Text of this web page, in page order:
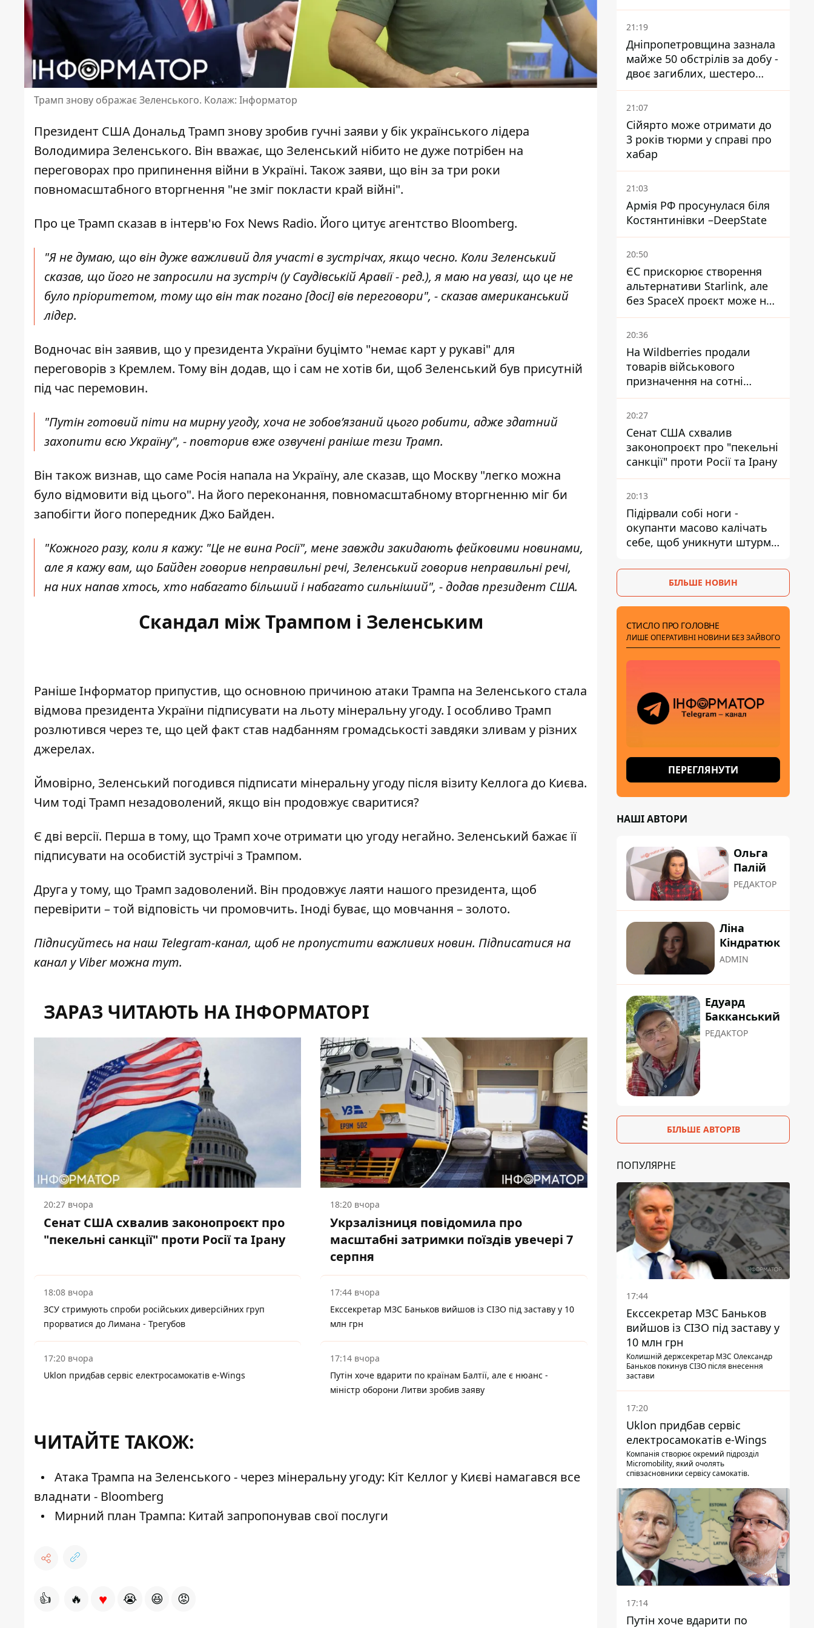
Трамп знову ображає Зеленського. Колаж: Інформатор
Президент США Дональд Трамп знову зробив гучні заяви у бік українського лідера
Володимира Зеленського. Він вважає, що Зеленський нібито не дуже потрібен на
переговорах про припинення війни в Україні. Також заяви, що він за три роки
повномасштабного вторгнення "не зміг покласти край війні".
Про це Трамп сказав в інтерв'ю Fox News Radio. Його цитує агентство Bloomberg.
"Я не думаю, що він дуже важливий для участі в зустрічах, якщо чесно. Коли Зеленський
сказав, що його не запросили на зустріч (у Саудівській Аравії - ред.), я маю на увазі, що це не
було пріоритетом, тому що він так погано [досі] вів переговори", - сказав американський
лідер.
Водночас він заявив, що у президента України буцімто "немає карт у рукаві" для
переговорів з Кремлем. Тому він додав, що і сам не хотів би, щоб Зеленський був присутній
під час перемовин.
"Путін готовий піти на мирну угоду, хоча не зобов’язаний цього робити, адже здатний
захопити всю Україну", - повторив вже озвучені раніше тези Трамп.
Він також визнав, що саме Росія напала на Україну, але сказав, що Москву "легко можна
було відмовити від цього". На його переконання, повномасштабному вторгненню міг би
запобігти його попередник Джо Байден.
"Кожного разу, коли я кажу: "Це не вина Росії", мене завжди закидають фейковими новинами,
але я кажу вам, що Байден говорив неправильні речі, Зеленський говорив неправильні речі,
на них напав хтось, хто набагато більший і набагато сильніший", - додав президент США.
Скандал між Трампом і Зеленським
Раніше Інформатор припустив, що основною причиною атаки Трампа на Зеленського стала
відмова президента України підписувати на льоту мінеральну угоду. І особливо Трамп
розлютився через те, що цей факт став надбанням громадськості завдяки зливам у різних
джерелах.
Ймовірно, Зеленський погодився підписати мінеральну угоду після візиту Келлога до Києва.
Чим тоді Трамп незадоволений, якщо він продовжує сваритися?
Є дві версії. Перша в тому, що Трамп хоче отримати цю угоду негайно. Зеленський бажає її
підписувати на особистій зустрічі з Трампом.
Друга у тому, що Трамп задоволений. Він продовжує лаяти нашого президента, щоб
перевірити – той відповість чи промовчить. Іноді буває, що мовчання – золото.
Підписуйтесь на наш Telegram-канал, щоб не пропустити важливих новин. Підписатися на
канал у Viber можнатут.
ЗАРАЗ ЧИТАЮТЬ НА ІНФОРМАТОРІ
20:27 вчора
Сенат США схвалив законопроєкт про
"пекельні санкції" проти Росії та Ірану
18:20 вчора
Укрзалізниця повідомила про
масштабні затримки поїздів увечері 7
серпня
18:08 вчора
ЗСУ стримують спроби російських диверсійних груп
прорватися до Лимана - Трегубов
17:44 вчора
Екссекретар МЗС Баньков вийшов із СІЗО під заставу у 10
млн грн
17:20 вчора
Uklon придбав сервіс електросамокатів e-Wings
17:14 вчора
Путін хоче вдарити по країнам Балтії, але є нюанс -
міністр оборони Литви зробив заяву
ЧИТАЙТЕ ТАКОЖ:
Атака Трампа на Зеленського - через мінеральну угоду: Кіт Келлог у Києві намагався все
владнати - Bloomberg
Мирний план Трампа: Китай запропонував свої послуги
👍 🔥 ♥ 😭 😆 😡
21:19
Дніпропетровщина зазнала
майже 50 обстрілів за добу -
двоє загиблих, шестеро
постраждалих
21:07
Сійярто може отримати до
3 років тюрми у справі про
хабар
21:03
Армія РФ просунулася біля
Костянтинівки –DeepState
20:50
ЄС прискорює створення
альтернативи Starlink, але
без SpaceX проєкт може не
обійтися
20:36
На Wildberries продали
товарів військового
призначення на сотні
мільйонів, але удари ЗСУ
змінили ситуацію
20:27
Сенат США схвалив
законопроєкт про "пекельні
санкції" проти Росії та Ірану
20:13
Підірвали собі ноги -
окупанти масово калічать
себе, щоб уникнути штурмів
БІЛЬШЕ НОВИН
СТИСЛО ПРО ГОЛОВНЕ
ЛИШЕ ОПЕРАТИВНІ НОВИНИ БЕЗ ЗАЙВОГО
ПЕРЕГЛЯНУТИ
НАШІ АВТОРИ
Ольга
Палій
РЕДАКТОР
Ліна
Кіндратюк
ADMIN
Едуард
Бакканський
РЕДАКТОР
БІЛЬШЕ АВТОРІВ
ПОПУЛЯРНЕ
17:44
Екссекретар МЗС Баньков
вийшов із СІЗО під заставу у
10 млн грн
Колишній держсекретар МЗС Олександр
Баньков покинув СІЗО після внесення
застави
17:20
Uklon придбав сервіс
електросамокатів e-Wings
Компанія створює окремий підрозділ
Micromobility, який очолять
співзасновники сервісу самокатів.
17:14
Путін хоче вдарити по